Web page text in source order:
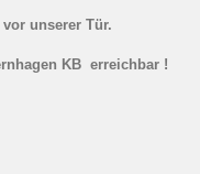
unserer Tür.
KB erreichbar !